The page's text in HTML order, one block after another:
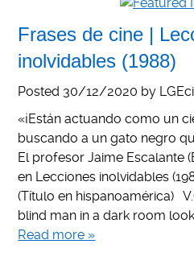
Frases de cine |
inolvidables (1988)
Posted 30/12/2020 by
«¡Están actuando como un
buscando a un gato negro
El profesor Jaime Escalante
en Lecciones inolvidables
(Título en hispanoamérica)
blind man in a dark room
Read more »